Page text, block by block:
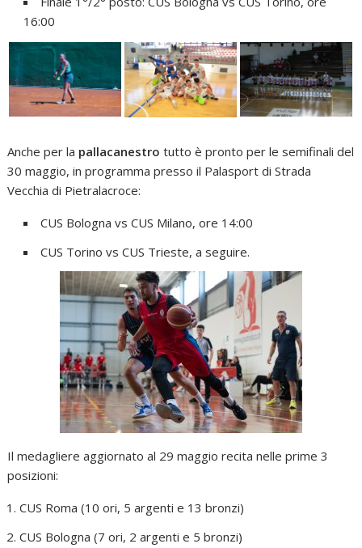
16:00
Anche per la pallacanestro tutto è pronto per le semifinali del
30 maggio, in programma presso il Palasport di Strada
Vecchia di Pietralacroce:
CUS Bologna vs CUS Milano, ore 14:00
CUS Torino vs CUS Trieste, a seguire.
Il medagliere aggiornato al 29 maggio recita nelle prime 3
posizioni:
CUS Roma (10 ori, 5 argenti e 13 bronzi)
CUS Bologna (7 ori, 2 argenti e 5 bronzi)